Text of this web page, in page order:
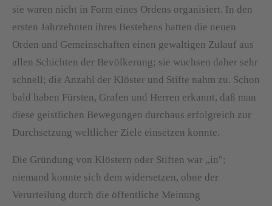
sie waren nicht in Form eines Ordens organisiert. In den
ersten Jahrzehnten ihres Bestehens hatten die neuen
Orden und Gemeinschaften einen gewaltigen Zulauf aus
allen Schichten der Bevölkerung; sie wuchsen daher sehr
schnell; die Anzahl der Klöster und Stifte nahm zu. Schon
bald haben Fürsten, Grafen und Herren erkannt, daß man
diese geistlichen Bewegungen durchaus erfolgreich zur
Durchsetzung weltlicher Ziele einsetzen konnte.
Die Gründung von Klöstern oder Stiften war „in";
niemand konnte sich dem widersetzen, ohne der
Verurteilung durch die öffentliche Meinung